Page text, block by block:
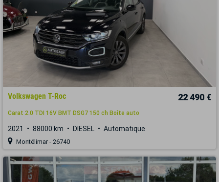
Volkswagen T-Roc 22 490 €
Carat 2.0 TDI 16V BMT DSG7 150 ch Boîte auto
2021 88000 km DIESEL Automatique
Montélimar - 26740